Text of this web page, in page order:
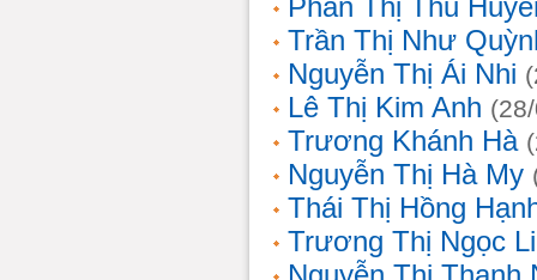
Phan Thị Thu
Trần Thị Như
Nguyễn Thị Ái Nhi
Lê Thị Kim Anh
Trương Khánh Hà
Nguyễn Thị Hà My
Thái Thị Hồng
Trương Thị Ngọc